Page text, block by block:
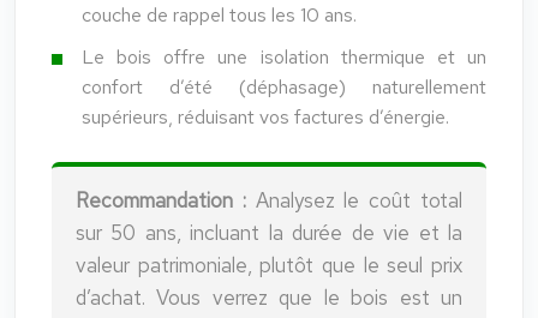
couche de rappel tous les 10 ans.
Le bois offre une isolation thermique et un
confort d’été (déphasage) naturellement
supérieurs, réduisant vos factures d’énergie.
Recommandation :Analysez le coût total
sur 50 ans, incluant la durée de vie et la
valeur patrimoniale, plutôt que le seul prix
d’achat. Vous verrez que le bois est un